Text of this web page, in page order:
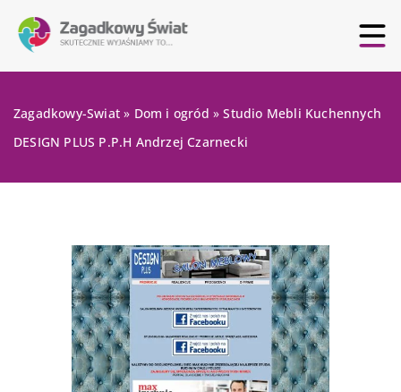
Zagadkowy-Swiat » Dom i ogród »Studio Mebli Kuchennych
DESIGN PLUS P.P.H Andrzej Czarnecki